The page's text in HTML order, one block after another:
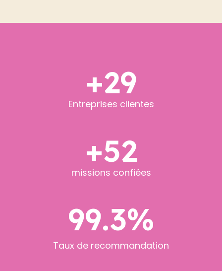
Entreprises clientes
+29
missions confiées
+52
Taux de recommandation
99.3%